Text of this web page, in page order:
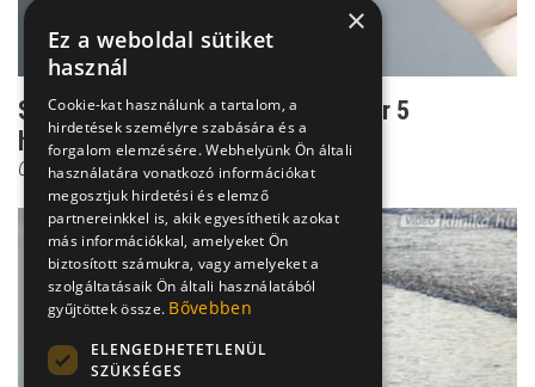
Szeparációs szorongás: A baba már 5
hónaposan félti a szeret...
Csenki Laura
×
Ez a weboldal sütiket
használ
Cookie-kat használunk a tartalom, a
hirdetések személyre szabására és a
forgalom elemzésére. Webhelyünk Ön általi
használatára vonatkozó információkat
megosztjuk hirdetési és elemző
partnereinkkel is, akik egyesíthetik azokat
más információkkal, amelyeket Ön
biztosított számukra, vagy amelyeket a
szolgáltatásaik Ön általi használatából
gyűjtöttek össze. Bővebben
ELENGEDHETETLENÜL
SZÜKSÉGES